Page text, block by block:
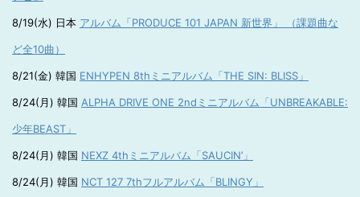
8/19(水) 日本 アルバム「PRODUCE 101 JAPAN 新世界」 （課題曲な
ど全10曲）
8/21(金) 韓国 ENHYPEN 8thミニアルバム「THE SIN: BLISS」
8/24(月) 韓国 ALPHA DRIVE ONE 2ndミニアルバム「UNBREAKABLE:
少年BEAST」
8/24(月) 韓国 NEXZ 4thミニアルバム「SAUCIN’」
8/24(月) 韓国 NCT 127 7thフルアルバム「BLINGY」